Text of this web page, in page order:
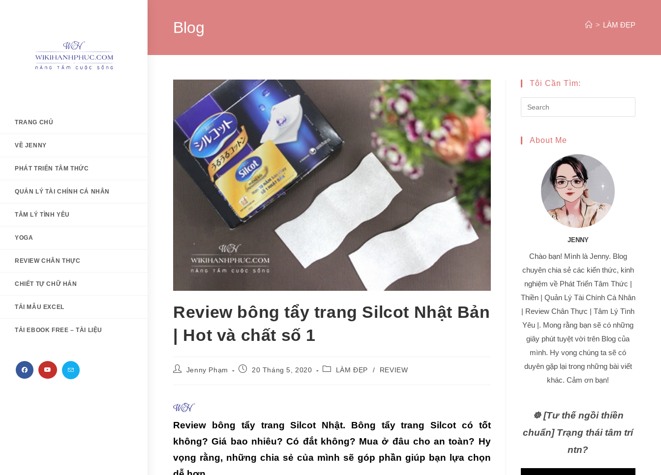
TRANG CHỦ
VỀ JENNY
PHÁT TRIỂN TÂM THỨC
QUẢN LÝ TÀI CHÍNH CÁ NHÂN
TÂM LÝ TÌNH YÊU
YOGA
REVIEW CHÂN THỰC
CHIẾT TỰ CHỮ HÁN
TẢI MẪU EXCEL
TẢI EBOOK FREE – TÀI LIỆU
Blog > LÀM ĐẸP
Review bông tẩy trang Silcot Nhật Bản
| Hot và chất số 1
PostJenny Phạm
Post20 Tháng 5, 2020
PostLÀM ĐẸP / REVIEW
Review bông tẩy trang Silcot Nhật. Bông tẩy trang Silcot có tốt
không? Giá bao nhiêu? Có đắt không? Mua ở đâu cho an toàn? Hy
vọng rằng, những chia sẻ của mình sẽ góp phần giúp bạn lựa chọn
Tôi Cần Tìm:
About Me
JENNY
Chào bạn! Mình là Jenny. Blog
chuyên chia sẻ các kiến thức, kinh
nghiệm về Phát Triển Tâm Thức |
Thiền | Quản Lý Tài Chính Cá Nhân
| Review Chân Thực | Tâm Lý Tình
Yêu |. Mong rằng bạn sẽ có những
giây phút tuyệt vời trên Blog của
mình. Hy vọng chúng ta sẽ có
duyên gặp lại trong những bài viết
khác. Cảm ơn bạn!
☸️ [Tư thế ngồi thiền
chuẩn] Trạng thái tâm trí
ntn?